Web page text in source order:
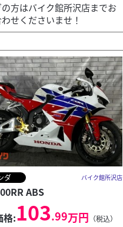
方はバイク館所沢店までお
せくださいませ！
ダ バイク館所沢店
ABS
格:103.99万円 （税込）